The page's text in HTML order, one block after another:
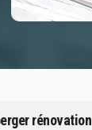
rénovation